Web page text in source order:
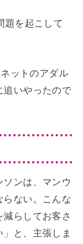
題を起こして
ットのアダル
追いやったので
ンは、マンウ
らない。こんな
らしてお客さ
と、主張しま